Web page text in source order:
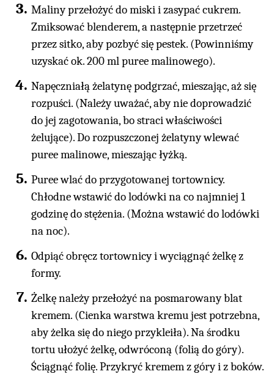
Maliny przełożyć do miski i zasypać cukrem.
Zmiksować blenderem, a następnie przetrzeć
przez sitko, aby pozbyć się pestek. (Powinniśmy
uzyskać ok. 200 ml puree malinowego).
Napęczniałą żelatynę podgrzać, mieszając, aż się
rozpuści. (Należy uważać, aby nie doprowadzić
do jej zagotowania, bo straci właściwości
żelujące). Do rozpuszczonej żelatyny wlewać
puree malinowe, mieszając łyżką.
Puree wlać do przygotowanej tortownicy.
Chłodne wstawić do lodówki na co najmniej 1
godzinę do stężenia. (Można wstawić do lodówki
na noc).
Odpiąć obręcz tortownicy i wyciągnąć żelkę z
formy.
Żelkę należy przełożyć na posmarowany blat
kremem. (Cienka warstwa kremu jest potrzebna,
aby żelka się do niego przykleiła). Na środku
tortu ułożyć żelkę, odwróconą (folią do góry).
Ściągnąć folię. Przykryć kremem z góry i z boków.